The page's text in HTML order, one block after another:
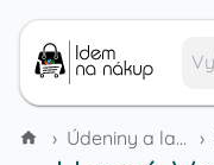
› Údeniny a lahôdky ›